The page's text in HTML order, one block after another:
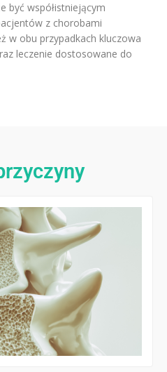
być współistniejącym
z chorobami
w obu przypadkach kluczowa
leczenie dostosowane do